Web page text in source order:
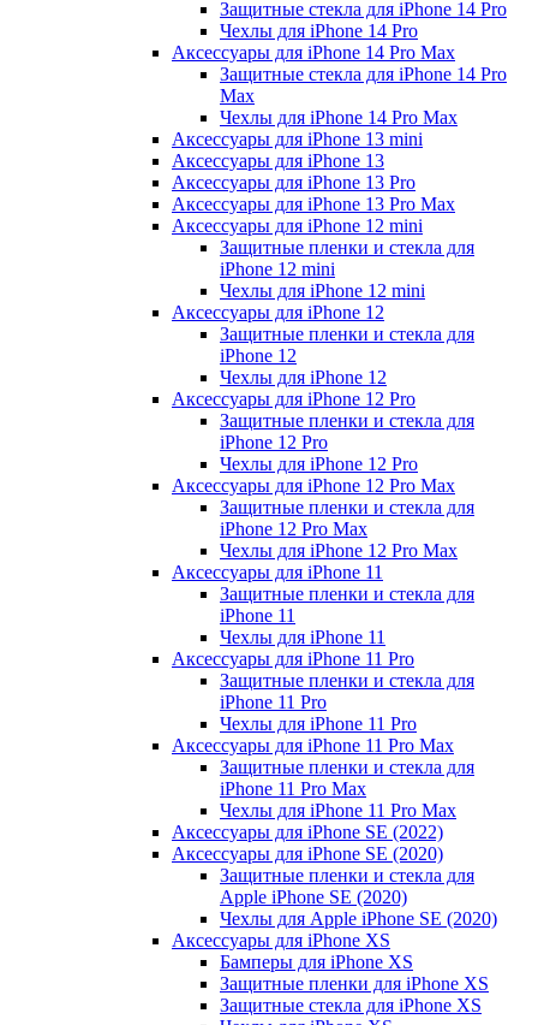
Защитные стекла для iPhone 14 Pro
Чехлы для iPhone 14 Pro
Аксессуары для iPhone 14 Pro Max
Защитные стекла для iPhone 14 Pro
Max
Чехлы для iPhone 14 Pro Max
Аксессуары для iPhone 13 mini
Аксессуары для iPhone 13
Аксессуары для iPhone 13 Pro
Аксессуары для iPhone 13 Pro Max
Аксессуары для iPhone 12 mini
Защитные пленки и стекла для
iPhone 12 mini
Чехлы для iPhone 12 mini
Аксессуары для iPhone 12
Защитные пленки и стекла для
iPhone 12
Чехлы для iPhone 12
Аксессуары для iPhone 12 Pro
Защитные пленки и стекла для
iPhone 12 Pro
Чехлы для iPhone 12 Pro
Аксессуары для iPhone 12 Pro Max
Защитные пленки и стекла для
iPhone 12 Pro Max
Чехлы для iPhone 12 Pro Max
Аксессуары для iPhone 11
Защитные пленки и стекла для
iPhone 11
Чехлы для iPhone 11
Аксессуары для iPhone 11 Pro
Защитные пленки и стекла для
iPhone 11 Pro
Чехлы для iPhone 11 Pro
Аксессуары для iPhone 11 Pro Max
Защитные пленки и стекла для
iPhone 11 Pro Max
Чехлы для iPhone 11 Pro Max
Аксессуары для iPhone SE (2022)
Аксессуары для iPhone SE (2020)
Защитные пленки и стекла для
Apple iPhone SE (2020)
Чехлы для Apple iPhone SE (2020)
Аксессуары для iPhone ХS
Бамперы для iPhone ХS
Защитные пленки для iPhone ХS
Защитные стекла для iPhone ХS